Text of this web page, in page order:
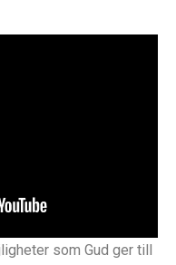
som Gud ger till